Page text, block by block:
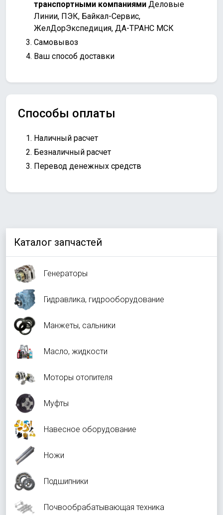
Каталог запчастей
Генераторы
Гидравлика, гидрооборудование
Манжеты, сальники
Масло, жидкости
Моторы отопителя
Муфты
Навесное оборудование
Ножи
Подшипники
Почвообрабатывающая техника
транспортными компаниями Деловые
Линии, ПЭК, Байкал-Сервис,
ЖелДорЭкспедиция, ДА-ТРАНС МСК
Самовывоз
Ваш способ доставки
Способы оплаты
Наличный расчет
Безналичный расчет
Перевод денежных средств